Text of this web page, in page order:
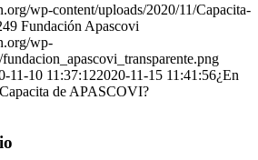
wp-content/uploads/2020/11/Capacita-
Fundación Apascovi
wp-
11-10 11:37:122020-11-15 11:41:56¿En
de APASCOVI?